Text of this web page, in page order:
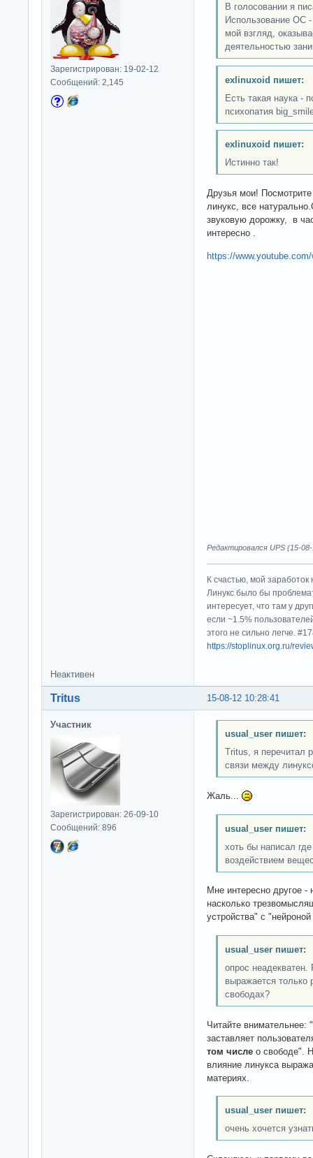
Зарегистрирован: 19-02-12
Сообщений: 2,145
В голосовании я
Использование OC
мой взгляд,
деятельностью
exlinuxoid пишет:
Есть такая наука -
психопатия
exlinuxoid пишет:
Истинно так!
Друзья мои!
линукс, все
звуковую дорожку, в
интересно .
https://
Редактировался UPS (15-
К счастью, мой
Линукс было бы
интересует, что там у
если ~1.5%
этого не сильно легче.
https://stoplinux.org.ru/
Неактивен
15-08-12 10:28:41
Tritus
Участник
Зарегистрирован: 26-09-10
Сообщений: 896
usual_user пишет:
Tritus, я перечитал
связи между
Жаль...
usual_user пишет:
хоть бы написал
воздействием
Мне интересно другое -
насколько
устройства" с
usual_user пишет:
опрос неадекватен.
выражается
свободах?
Читайте внимательнее:
заставляет
том числе о свободе".
влияние линукса
материях.
usual_user пишет:
очень хочется